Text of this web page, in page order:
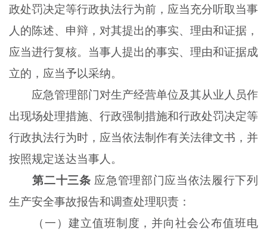
政处罚决定等行政执法行为前，应当充分听取当事
人的陈述、申辩，对其提出的事实、理由和证据，
应当进行复核。当事人提出的事实、理由和证据成
立的，应当予以采纳。
应急管理部门对生产经营单位及其从业人员作
出现场处理措施、行政强制措施和行政处罚决定等
行政执法行为时，应当依法制作有关法律文书，并
按照规定送达当事人。
第二十三条 应急管理部门应当依法履行下列
生产安全事故报告和调查处理职责：
（一）建立值班制度，并向社会公布值班电